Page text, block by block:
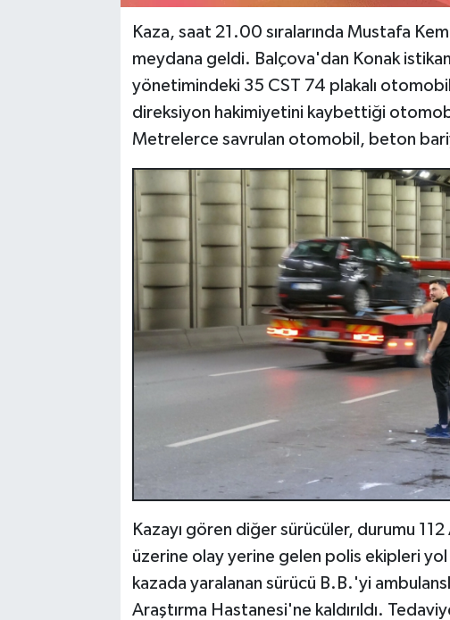
Kaza, saat 21.00 sıralarında Mustafa
meydana geldi. Balçova'dan Konak
yönetimindeki 35 CST 74 plakalı
direksiyon hakimiyetini kaybettiği
Metrelerce savrulan otomobil, beton
Kazayı gören diğer sürücüler, durumu
üzerine olay yerine gelen polis ekipleri
kazada yaralanan sürücü B.B.'yi
Araştırma Hastanesi'ne kaldırıldı.